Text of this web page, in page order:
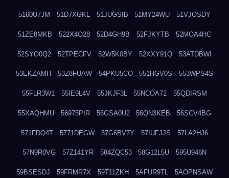
5160U7JM 51D7XGKL 51JUGSIB 51MY24WU 51VJOSDY
51ZE8MKB 522X4O28 52D4GH9B 52FJKYTB 52MOA4HC
52SYO0Q2 52TPECFV 52W5K0BY 52XXY91Q 53ATDBWI
53EKZAMH 53Z8FUAW 54PKU5CO 551HGV0S 553WPS4S
55FLR3W1 55IE9L4V 55JKJF3L 55NCOA72 55QDIRSM
55XAQHMU 56975PIR 56GSA0U2 56QN3KEB 56SCV4BG
571FDQ4T 5771DEGW 57G6BV7Y 57IUFJJS 57LA2HJ6
57N9R0VG 57Z141YR 584ZQC53 58G12L5U 595U946N
59BSESDJ 59FRMR7X 59T11ZKH 5AFUR9TL 5AOPNSAW